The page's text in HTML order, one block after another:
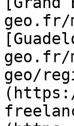
geo.fr/
geo.fr/
geo/